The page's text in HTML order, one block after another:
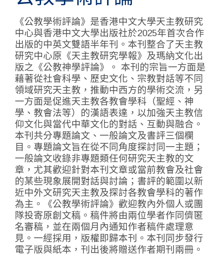
刊
《公教學術評論》是香港中文大學天主教研究
中心與香港中文大學出版社於2025年首次合作
出版的中英文雙語半年刊。本刊整合了天主教
研究中心原《天主教研究學報》及瑪納文化出
版之《公教神學評論》。 本刊的宗旨一方面是
藉著從社會科學、歷史文化、宗教對話等不同
領域研究天主教，推動中西方的學術交流，另
一方面是促進天主教各教會學科（聖經、神
學、教會法等）的漢語表達，以加強天主教信
仰文化與當代中華文化的對話、互動與融合。
本刊共分專題論文、一般論文及書評三個欄
目。專題論文旨在從不同角度探討同一主題；
一般論文收錄非專題類任何研究天主教的文
章，尤其歡迎針對本刊文章或當前教會及社會
的某些現象展開對話與討論；書評的範圍以新
近中外文研究天主教及探討各教會學科的著作
為主。《公教學術評論》歡迎教內外個人或團
隊投寄原創文稿。稿件將由兩位學者作同儕匿
名審稿，並在兩個月內通知作者稿件處理意
見。一經採用，版權即歸本刊。本刊同步發行
電子版與紙本，刊出後將贈送作者期刊兩冊。